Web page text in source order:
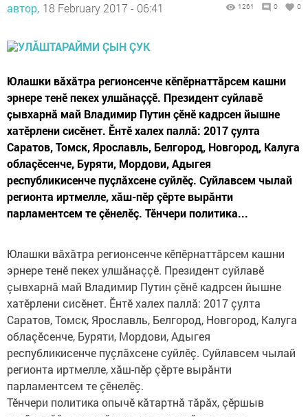
автор, 18 February 2017 - 06:41 1261 0 0
Юлашки вăхăтра регионсенче кӗпӗрнаттăрсем кашни
эрнере тенӗ пекех улшăнаççӗ. Президент суйлавӗ
çывхарнă май Владимир Путин çӗнӗ кадрсен йышне
хатӗрлени сисӗнет. Ӗнтӗ халех паллă: 2017 çулта
Саратов, Томск, Ярославль, Белгород, Новгород, Калуга
облаçӗсенче, Буряти, Мордови, Адыгея
республикисенче пуçлăхсене суйлӗç. Суйлавсем чылай
регионта иртмелле, хăш-пӗр çӗрте вырăнти
парламентсем те çӗнелӗç. Тӗнчери политика...
Юлашки вăхăтра регионсенче кӗпӗрнаттăрсем кашни
эрнере тенӗ пекех улшăнаççӗ. Президент суйлавӗ
çывхарнă май Владимир Путин çӗнӗ кадрсен йышне
хатӗрлени сисӗнет. Ӗнтӗ халех паллă: 2017 çулта
Саратов, Томск, Ярославль, Белгород, Новгород, Калуга
облаçӗсенче, Буряти, Мордови, Адыгея
республикисенче пуçлăхсене суйлӗç. Суйлавсем чылай
регионта иртмелле, хăш-пӗр çӗрте вырăнти
парламентсем те çӗнелӗç.
Тӗнчери политика опычӗ кăтартнă тăрăх, çӗршыв